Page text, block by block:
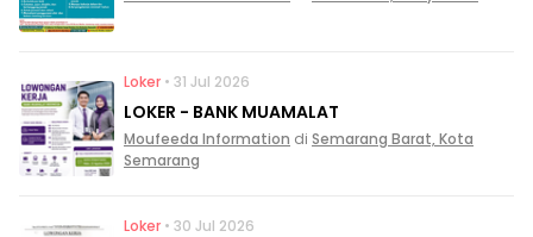
Loker • 31 Jul 2026
LOKER - BANK MUAMALAT
Moufeeda Information di Semarang Barat, Kota
Semarang
Loker • 30 Jul 2026